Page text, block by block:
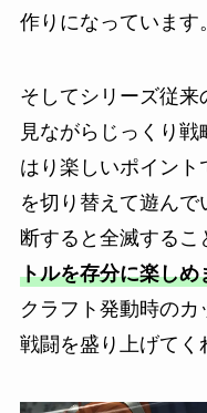
作りになっています。
そしてシリーズ従来
見ながらじっくり
はり楽しいポイン
を切り替えて遊ん
断すると全滅するこ
トルを存分に楽しめ
クラフト発動時のカ
戦闘を盛り上げてく